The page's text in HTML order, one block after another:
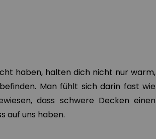
haben, halten dich nicht nur warm,
Man fühlt sich darin fast wie
dass schwere Decken einen
auf uns haben.